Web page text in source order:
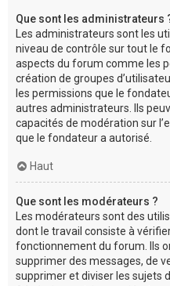
Que sont les administrateurs
Les administrateurs sont les
niveau de contrôle sur tout le
aspects du forum comme les
création de groupes
les permissions que le
autres administrateurs. Ils
capacités de modération sur
que le fondateur a autorisé.
Haut
Que sont les modérateurs ?
Les modérateurs sont des
dont le travail consiste à
fonctionnement du forum. Ils
supprimer des messages, de
supprimer et diviser les sujets